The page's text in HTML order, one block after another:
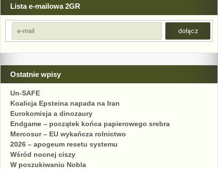
Lista e-mailowa 2GR
Ostatnie wpisy
Un-SAFE
Koalicja Epsteina napada na Iran
Eurokomisja a dinozaury
Endgame – początek końca papierowego srebra
Mercosur – EU wykańcza rolnictwo
2026 – apogeum resetu systemu
Wśród nocnej ciszy
W poszukiwaniu Nobla